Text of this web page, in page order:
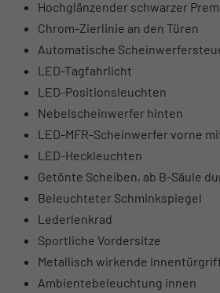
Hochglänzender schwarzer
Chrom-Zierlinie an den Türen
Automatische
LED-Tagfahrlicht
LED-Positionsleuchten
Nebelscheinwerfer hinten
LED-MFR-Scheinwerfer vorne
LED-Heckleuchten
Getönte Scheiben, ab B-Säule
Beleuchteter Schminkspiegel
Lederlenkrad
Sportliche Vordersitze
Metallisch wirkende
Ambientebeleuchtung innen